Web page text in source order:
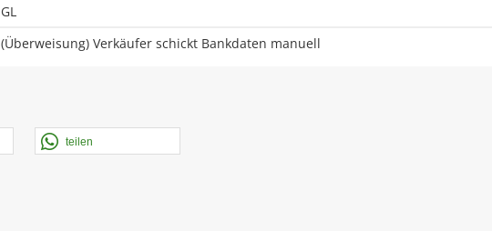
GL
(Überweisung) Verkäufer schickt Bankdaten manuell
teilen